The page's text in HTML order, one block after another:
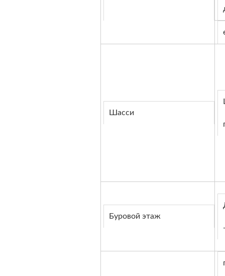
Шасси
Буровой этаж